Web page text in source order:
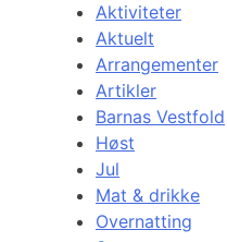
Aktiviteter
Aktuelt
Arrangementer
Artikler
Barnas Vestfold
Høst
Jul
Mat & drikke
Overnatting